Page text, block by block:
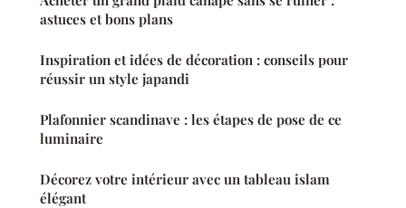
astuces et bons plans
Inspiration et idées de décoration : conseils pour
réussir un style japandi
Plafonnier scandinave : les étapes de pose de ce
luminaire
Décorez votre intérieur avec un tableau islam
élégant